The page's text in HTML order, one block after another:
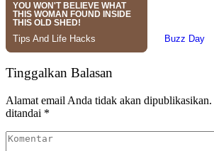
Tinggalkan Balasan
Alamat email Anda tidak akan dipublikasikan.
ditandai *